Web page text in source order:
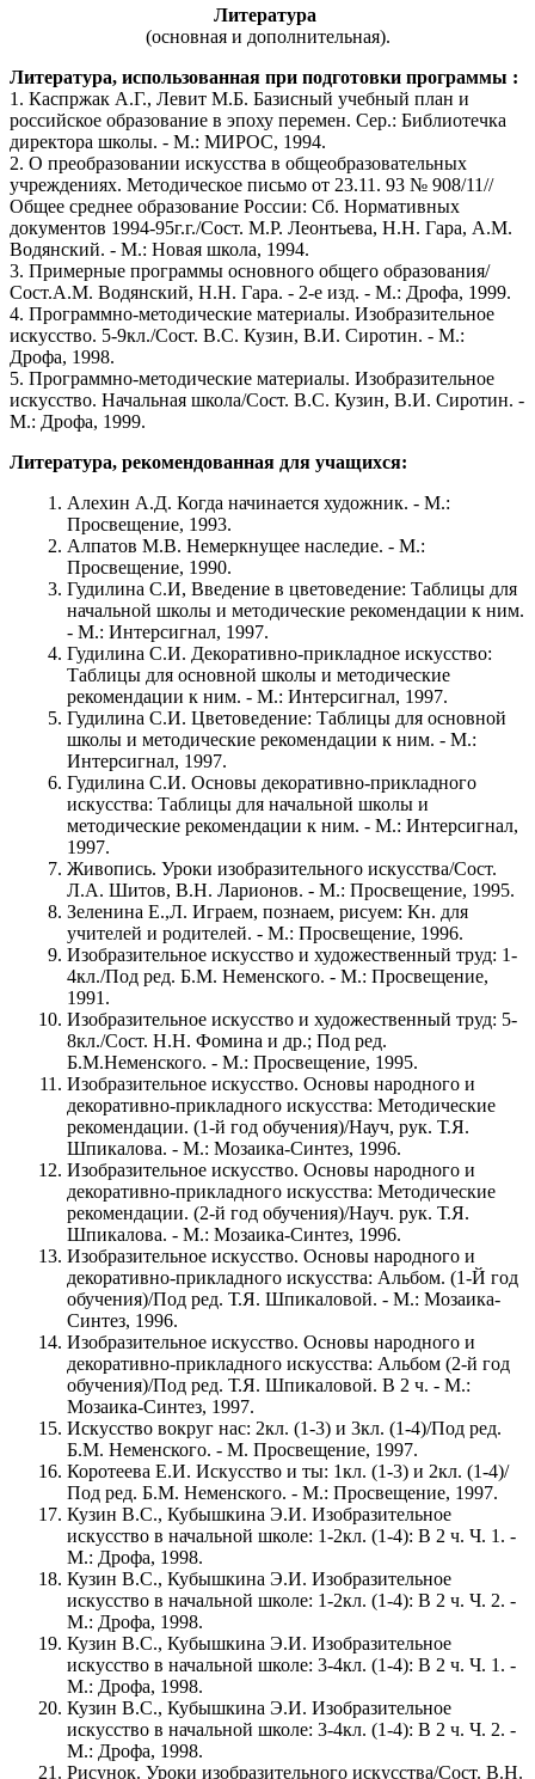
Литература
(основная и дополнительная).
Литература, использованная при подготовки программы :
1. Каспржак А.Г., Левит М.Б. Базисный учебный план и
российское образование в эпоху перемен. Сер.: Библиотечка
директора школы. - М.: МИРОС, 1994.
2. О преобразовании искусства в общеобразовательных
учреждениях. Методическое письмо от 23.11. 93 № 908/11//
Общее среднее образование России: Сб. Нормативных
документов 1994-95г.г./Сост. М.Р. Леонтьева, Н.Н. Гара, А.М.
Водянский. - М.: Новая школа, 1994.
3. Примерные программы основного общего образования/
Сост.А.М. Водянский, Н.Н. Гара. - 2-е изд. - М.: Дрофа, 1999.
4. Программно-методические материалы. Изобразительное
искусство. 5-9кл./Сост. В.С. Кузин, В.И. Сиротин. - М.:
Дрофа, 1998.
5. Программно-методические материалы. Изобразительное
искусство. Начальная школа/Сост. В.С. Кузин, В.И. Сиротин. -
М.: Дрофа, 1999.
Литература, рекомендованная для учащихся:
Алехин А.Д. Когда начинается художник. - М.:
Просвещение, 1993.
Алпатов М.В. Немеркнущее наследие. - М.:
Просвещение, 1990.
Гудилина С.И, Введение в цветоведение: Таблицы для
начальной школы и методические рекомендации к ним.
- М.: Интерсигнал, 1997.
Гудилина С.И. Декоративно-прикладное искусство:
Таблицы для основной школы и методические
рекомендации к ним. - М.: Интерсигнал, 1997.
Гудилина С.И. Цветоведение: Таблицы для основной
школы и методические рекомендации к ним. - М.:
Интерсигнал, 1997.
Гудилина С.И. Основы декоративно-прикладного
искусства: Таблицы для начальной школы и
методические рекомендации к ним. - М.: Интерсигнал,
1997.
Живопись. Уроки изобразительного искусства/Сост.
Л.А. Шитов, В.Н. Ларионов. - М.: Просвещение, 1995.
Зеленина Е.,Л. Играем, познаем, рисуем: Кн. для
учителей и родителей. - М.: Просвещение, 1996.
Изобразительное искусство и художественный труд: 1-
4кл./Под ред. Б.М. Неменского. - М.: Просвещение,
1991.
Изобразительное искусство и художественный труд: 5-
8кл./Сост. Н.Н. Фомина и др.; Под ред.
Б.М.Неменского. - М.: Просвещение, 1995.
Изобразительное искусство. Основы народного и
декоративно-прикладного искусства: Методические
рекомендации. (1-й год обучения)/Науч, рук. Т.Я.
Шпикалова. - М.: Мозаика-Синтез, 1996.
Изобразительное искусство. Основы народного и
декоративно-прикладного искусства: Методические
рекомендации. (2-й год обучения)/Науч. рук. Т.Я.
Шпикалова. - М.: Мозаика-Синтез, 1996.
Изобразительное искусство. Основы народного и
декоративно-прикладного искусства: Альбом. (1-Й год
обучения)/Под ред. Т.Я. Шпикаловой. - М.: Мозаика-
Синтез, 1996.
Изобразительное искусство. Основы народного и
декоративно-прикладного искусства: Альбом (2-й год
обучения)/Под ред. Т.Я. Шпикаловой. В 2 ч. - М.:
Мозаика-Синтез, 1997.
Искусство вокруг нас: 2кл. (1-3) и 3кл. (1-4)/Под ред.
Б.М. Неменского. - М. Просвещение, 1997.
Коротеева Е.И. Искусство и ты: 1кл. (1-3) и 2кл. (1-4)/
Под ред. Б.М. Неменского. - М.: Просвещение, 1997.
Кузин В.С., Кубышкина Э.И. Изобразительное
искусство в начальной школе: 1-2кл. (1-4): В 2 ч. Ч. 1. -
М.: Дрофа, 1998.
Кузин В.С., Кубышкина Э.И. Изобразительное
искусство в начальной школе: 1-2кл. (1-4): В 2 ч. Ч. 2. -
М.: Дрофа, 1998.
Кузин В.С., Кубышкина Э.И. Изобразительное
искусство в начальной школе: 3-4кл. (1-4): В 2 ч. Ч. 1. -
М.: Дрофа, 1998.
Кузин В.С., Кубышкина Э.И. Изобразительное
искусство в начальной школе: 3-4кл. (1-4): В 2 ч. Ч. 2. -
М.: Дрофа, 1998.
Рисунок. Уроки изобразительного искусства/Сост. В.Н.